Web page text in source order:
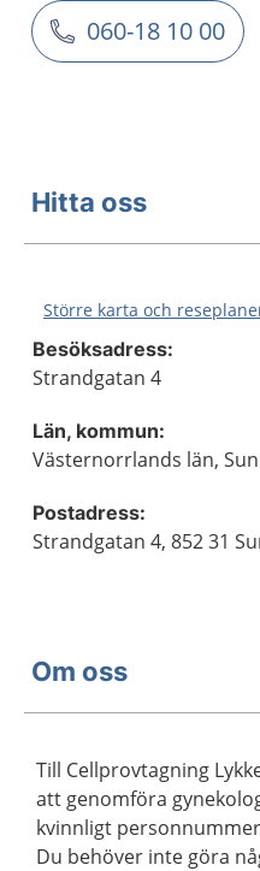
060-18 10 00
Hitta oss
Större karta och
Besöksadress:
Strandgatan 4
Län, kommun:
Västernorrlands län,
Postadress:
Strandgatan 4, 852 31
Om oss
Till Cellprovtagning
att genomföra
kvinnligt
Du behöver inte göra